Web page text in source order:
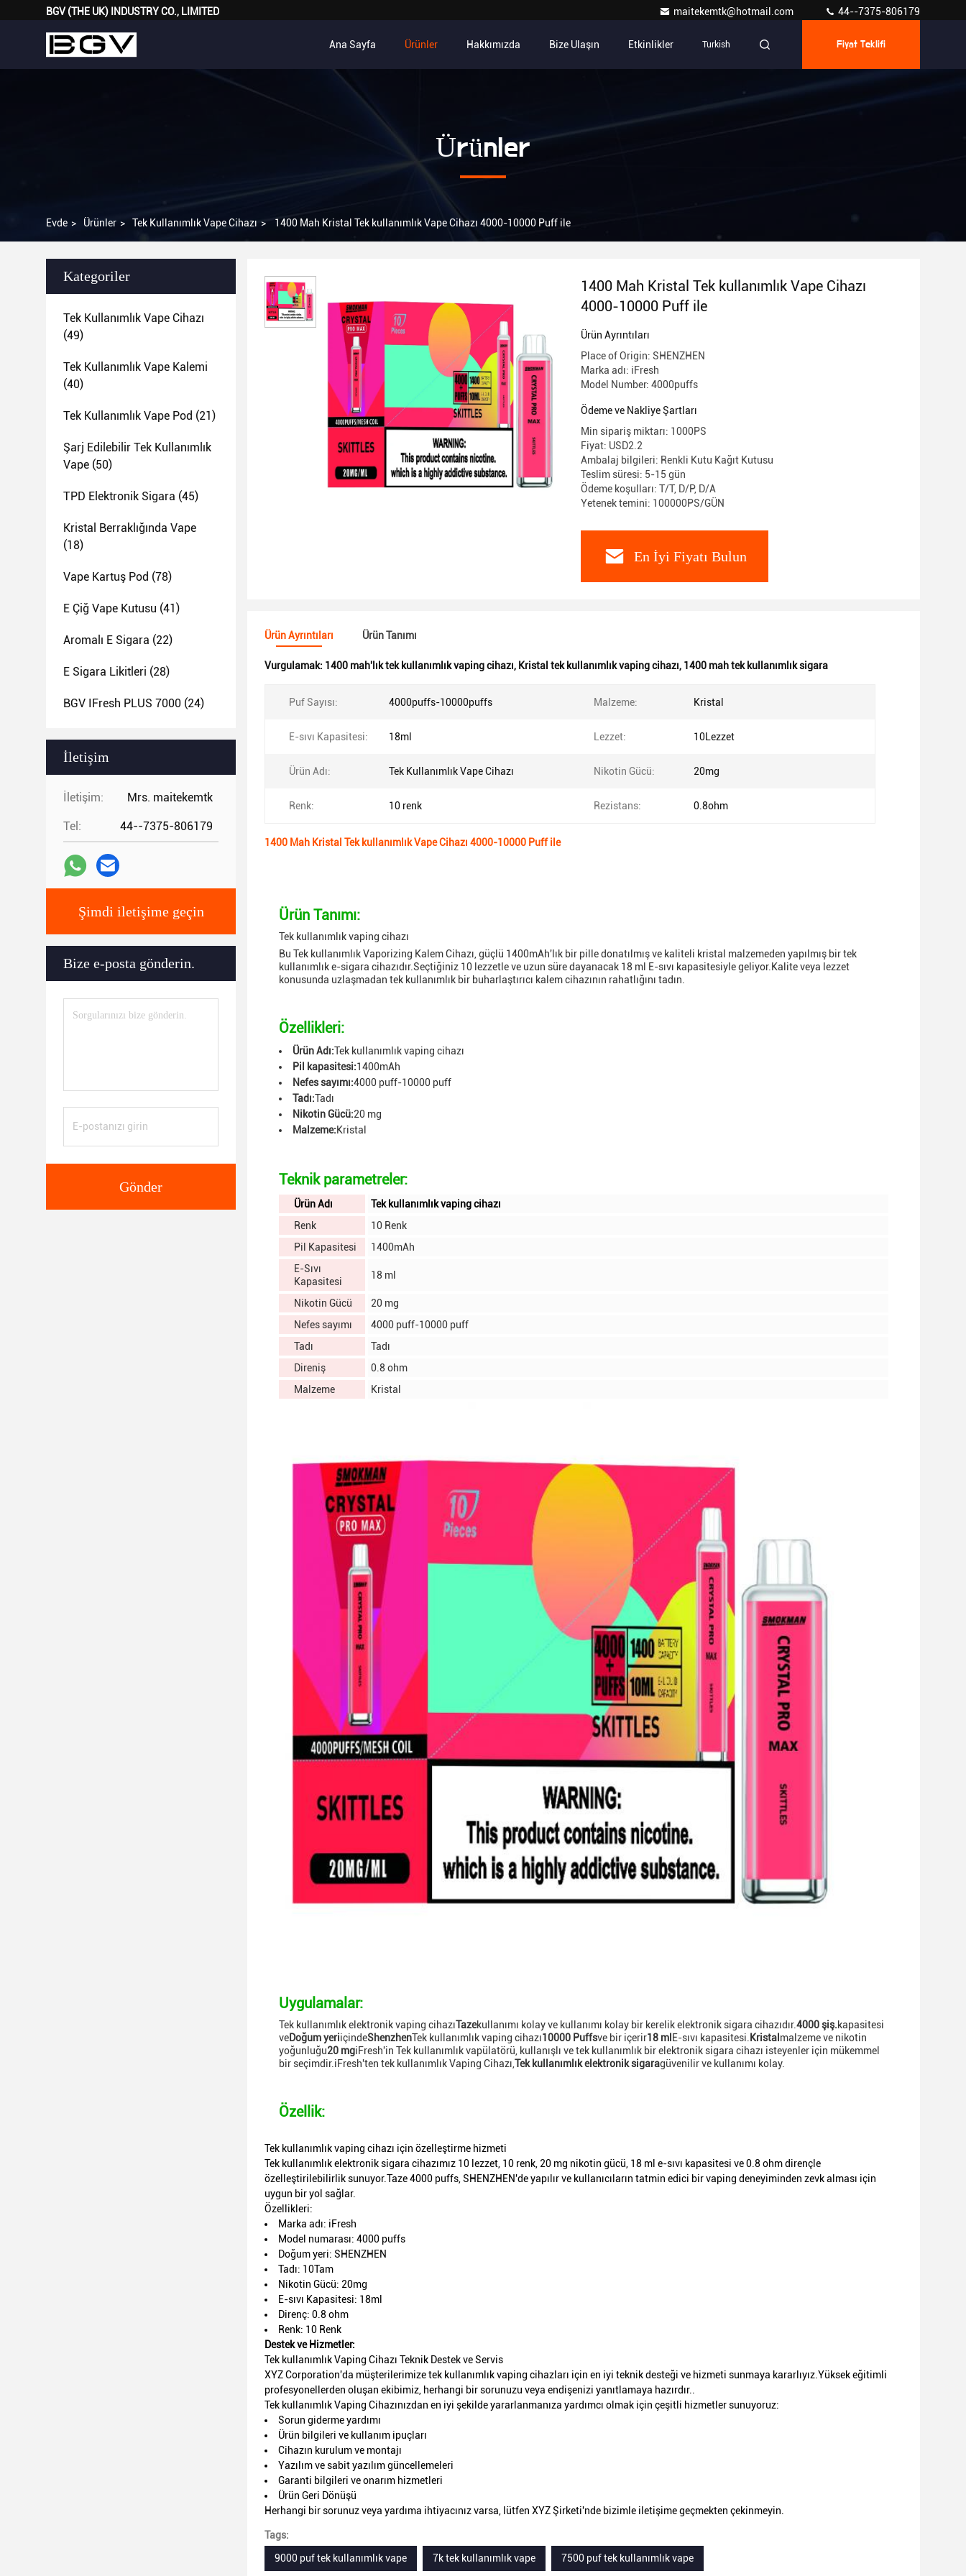
BGV (THE UK) INDUSTRY CO., LIMITED maitekemtk@hotmail.com 44--7375-806179
Ana Sayfa Ürünler Hakkımızda Bize Ulaşın Etkinlikler Turkish Fiyat Teklifi
Ürünler
Evde > Ürünler > Tek Kullanımlık Vape Cihazı > 1400 Mah Kristal Tek kullanımlık Vape Cihazı 4000-10000 Puff ile
Kategoriler
Tek Kullanımlık Vape Cihazı
(49)
Tek Kullanımlık Vape Kalemi
(40)
Tek Kullanımlık Vape Pod (21)
Şarj Edilebilir Tek Kullanımlık
Vape (50)
TPD Elektronik Sigara (45)
Kristal Berraklığında Vape
(18)
Vape Kartuş Pod (78)
E Çiğ Vape Kutusu (41)
Aromalı E Sigara (22)
E Sigara Likitleri (28)
BGV IFresh PLUS 7000 (24)
İletişim
İletişim: Mrs. maitekemtk
Tel: 44--7375-806179
Şimdi iletişime geçin
Bize e-posta gönderin.
Gönder
1400 Mah Kristal Tek kullanımlık Vape Cihazı
4000-10000 Puff ile
Ürün Ayrıntıları
Place of Origin: SHENZHEN
Marka adı: iFresh
Model Number: 4000puffs
Ödeme ve Nakliye Şartları
Min sipariş miktarı: 1000PS
Fiyat: USD2.2
Ambalaj bilgileri: Renkli Kutu Kağıt Kutusu
Teslim süresi: 5-15 gün
Ödeme koşulları: T/T, D/P, D/A
Yetenek temini: 100000PS/GÜN
En İyi Fiyatı Bulun
Ürün Ayrıntıları Ürün Tanımı
Vurgulamak: 1400 mah'lık tek kullanımlık vaping cihazı, Kristal tek kullanımlık vaping cihazı, 1400 mah tek kullanımlık sigara
Puf Sayısı: 4000puffs-10000puffs Malzeme: Kristal
E-sıvı Kapasitesi: 18ml Lezzet: 10Lezzet
Ürün Adı: Tek Kullanımlık Vape Cihazı Nikotin Gücü: 20mg
Renk: 10 renk Rezistans: 0.8ohm
1400 Mah Kristal Tek kullanımlık Vape Cihazı 4000-10000 Puff ile
Ürün Tanımı:
Tek kullanımlık vaping cihazı
Bu Tek kullanımlık Vaporizing Kalem Cihazı, güçlü 1400mAh'lık bir pille donatılmış ve kaliteli kristal malzemeden yapılmış bir tek
kullanımlık e-sigara cihazıdır.Seçtiğiniz 10 lezzetle ve uzun süre dayanacak 18 ml E-sıvı kapasitesiyle geliyor.Kalite veya lezzet
konusunda uzlaşmadan tek kullanımlık bir buharlaştırıcı kalem cihazının rahatlığını tadın.
Özellikleri:
Ürün Adı:Tek kullanımlık vaping cihazı
Pil kapasitesi:1400mAh
Nefes sayımı:4000 puff-10000 puff
Tadı:Tadı
Nikotin Gücü:20 mg
Malzeme:Kristal
Teknik parametreler:
Ürün Adı
Tek kullanımlık vaping cihazı
Renk
10 Renk
Pil Kapasitesi
1400mAh
E-Sıvı
Kapasitesi
18 ml
Nikotin Gücü
20 mg
Nefes sayımı
4000 puff-10000 puff
Tadı
Tadı
Direniş
0.8 ohm
Malzeme
Kristal
Uygulamalar:
Tek kullanımlık elektronik vaping cihazıTazekullanımı kolay ve kullanımı kolay bir kerelik elektronik sigara cihazıdır.4000 şiş.kapasitesi
veDoğum yeriiçindeShenzhenTek kullanımlık vaping cihazı10000 Puffsve bir içerir18 ml E-sıvı kapasitesi. Kristal malzeme ve nikotin
yoğunluğu20 mgiFresh'in Tek kullanımlık vapülatörü, kullanışlı ve tek kullanımlık bir elektronik sigara cihazı isteyenler için mükemmel
bir seçimdir.iFresh'ten tek kullanımlık Vaping Cihazı, Tek kullanımlık elektronik sigaragüvenilir ve kullanımı kolay.
Özellik:
Tek kullanımlık vaping cihazı için özelleştirme hizmeti
Tek kullanımlık elektronik sigara cihazımız 10 lezzet, 10 renk, 20 mg nikotin gücü, 18 ml e-sıvı kapasitesi ve 0.8 ohm dirençle
özelleştirilebilirlik sunuyor.Taze 4000 puffs, SHENZHEN'de yapılır ve kullanıcıların tatmin edici bir vaping deneyiminden zevk alması için
uygun bir yol sağlar.
Özellikleri:
Marka adı: iFresh
Model numarası: 4000 puffs
Doğum yeri: SHENZHEN
Tadı: 10Tam
Nikotin Gücü: 20mg
E-sıvı Kapasitesi: 18ml
Direnç: 0.8 ohm
Renk: 10 Renk
Destek ve Hizmetler:
Tek kullanımlık Vaping Cihazı Teknik Destek ve Servis
XYZ Corporation'da müşterilerimize tek kullanımlık vaping cihazları için en iyi teknik desteği ve hizmeti sunmaya kararlıyız.Yüksek eğitimli
profesyonellerden oluşan ekibimiz, herhangi bir sorunuzu veya endişenizi yanıtlamaya hazırdır..
Tek kullanımlık Vaping Cihazınızdan en iyi şekilde yararlanmanıza yardımcı olmak için çeşitli hizmetler sunuyoruz:
Sorun giderme yardımı
Ürün bilgileri ve kullanım ipuçları
Cihazın kurulum ve montajı
Yazılım ve sabit yazılım güncellemeleri
Garanti bilgileri ve onarım hizmetleri
Ürün Geri Dönüşü
Herhangi bir sorunuz veya yardıma ihtiyacınız varsa, lütfen XYZ Şirketi'nde bizimle iletişime geçmekten çekinmeyin.
Tags:
9000 puf tek kullanımlık vape
7k tek kullanımlık vape 7500 puf tek kullanımlık vape